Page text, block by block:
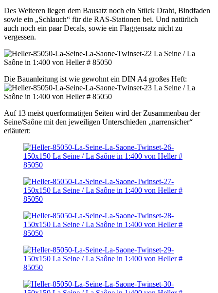
Des Weiteren liegen dem Bausatz noch ein Stück Draht, Bindfaden
sowie ein „Schlauch“ für die RAS-Stationen bei. Und natürlich
auch noch ein paar Decals, sowie ein Flaggensatz nicht zu
vergessen.
Die Bauanleitung ist wie gewohnt ein DIN A4 großes Heft:
Auf 13 meist querformatigen Seiten wird der Zusammenbau der
Seine/Saône mit den jeweiligen Unterschieden „narrensicher“
erläutert: